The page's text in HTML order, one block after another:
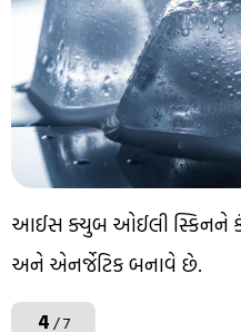
આઈસ ક્યુબ ઓઈલી સ્કિનને
અને એનર્જેટિક બનાવે છે.
4/ 7